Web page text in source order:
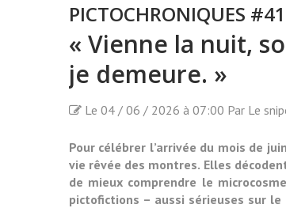
PICTOCHRONIQUES
« Vienne la nuit,
je demeure. »
Le 04 / 06 / 2026 à 07:00 Par Le
Pour célébrer l’arrivée du mois de
vie rêvée des montres. Elles
de mieux comprendre le
pictofictions – aussi sérieuses sur